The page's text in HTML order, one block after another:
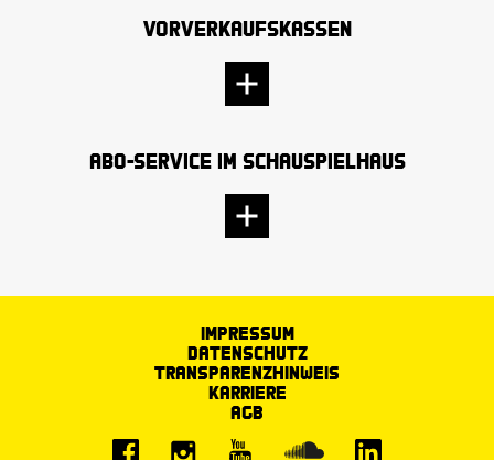
Vorverkaufskassen
Abo-Service im Schauspielhaus
Impressum
Datenschutz
Transparenzhinweis
Karriere
AGB